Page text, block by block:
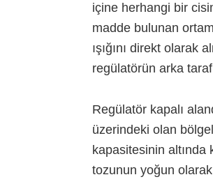
içine herhangi bir
madde bulunan
ışığını direkt olarak
regülatörün arka
Regülatör kapalı
üzerindeki olan
kapasitesinin altında
tozunun yoğun olarak